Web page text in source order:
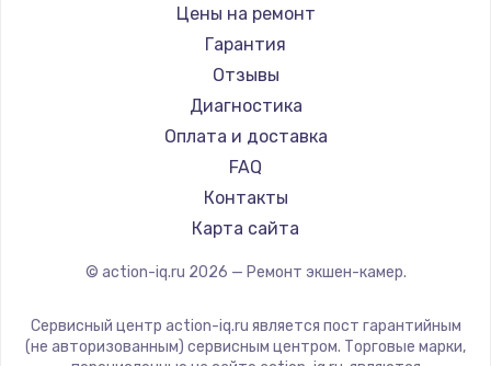
Цены на ремонт
Гарантия
Отзывы
Диагностика
Оплата и доставка
FAQ
Контакты
Карта сайта
© action-iq.ru 2026 — Ремонт экшен-камер.
Сервисный центр action-iq.ru является пост гарантийным
(не авторизованным) сервисным центром. Торговые марки,